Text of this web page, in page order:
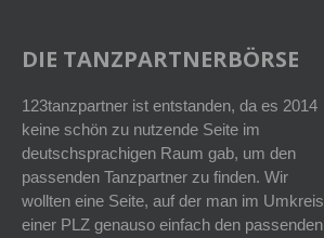
DIE TANZPARTNERBÖRSE
123tanzpartner ist entstanden, da es 2014
keine schön zu nutzende Seite im
deutschsprachigen Raum gab, um den
passenden Tanzpartner zu finden. Wir
wollten eine Seite, auf der man im Umkreis
einer PLZ genauso einfach den passenden